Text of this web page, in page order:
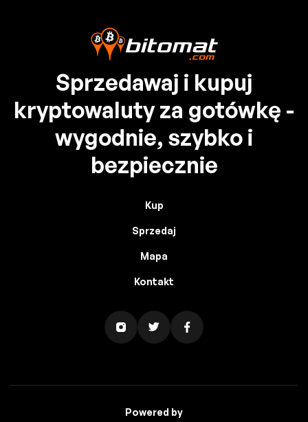
Sprzedawaj i kupuj
kryptowaluty za gotówkę -
wygodnie, szybko i
bezpiecznie
Kup
Sprzedaj
Mapa
Kontakt
Powered by